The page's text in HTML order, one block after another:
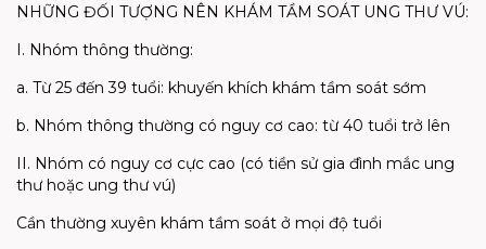
NHỮNG ĐỐI TƯỢNG NÊN KHÁM TẦM SOÁT UNG THƯ VÚ:
I. Nhóm thông thường:
a. Từ 25 đến 39 tuổi: khuyến khích khám tầm soát sớm
b. Nhóm thông thường có nguy cơ cao: từ 40 tuổi trở lên
II. Nhóm có nguy cơ cực cao (có tiền sử gia đình mắc ung
thư hoặc ung thư vú)
Cần thường xuyên khám tầm soát ở mọi độ tuổi